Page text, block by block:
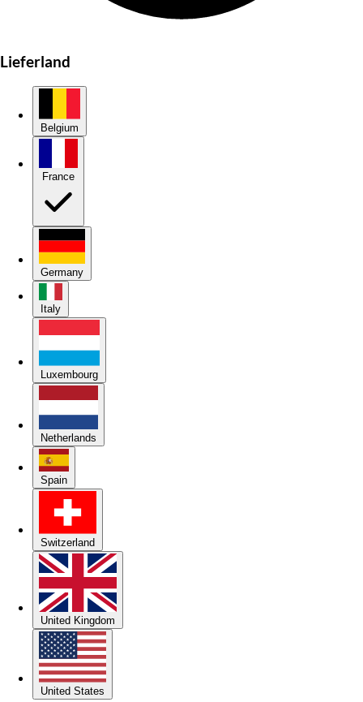
Lieferland
Belgium
Germany
Italy
Luxembourg
Netherlands
Spain
Switzerland
United Kingdom
United States